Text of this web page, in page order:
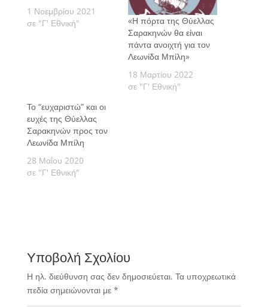
1 Νοεμβρίου 2021
σε "Γ' Εθνική"
«Η πόρτα της Θύελλας
Σαρακηνών θα είναι
πάντα ανοιχτή για τον
Λεωνίδα Μπίλη»
18 Μαρτίου 2022
σε "Γ' Εθνική"
Το “ευχαριστώ” και οι
ευχές της Θύελλας
Σαρακηνών προς τον
Λεωνίδα Μπίλη
28 Μαΐου 2020
σε "Γ' Εθνική"
Υποβολή Σχολίου
Η ηλ. διεύθυνση σας δεν δημοσιεύεται. Τα υποχρεωτικά
πεδία σημειώνονται με *